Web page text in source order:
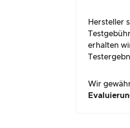
Hersteller
erhalten
Wir